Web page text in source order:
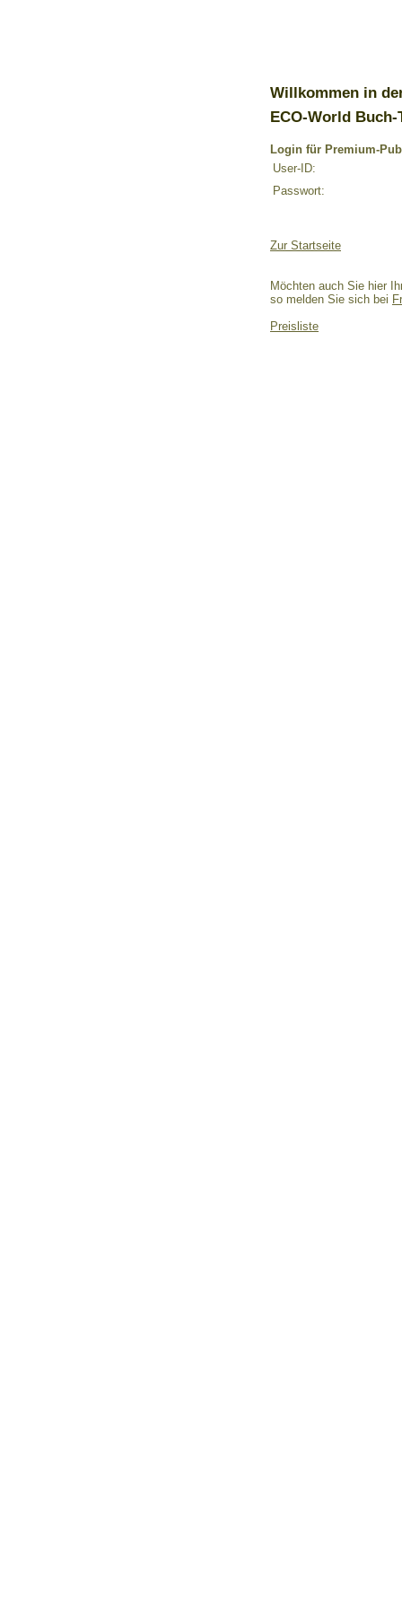
Willkommen in
ECO-World Buch-
Login für Premium-
User-ID:
Passwort:
Zur Startseite
Möchten auch Sie hier
so melden Sie sich bei
Preisliste